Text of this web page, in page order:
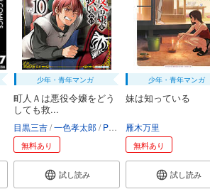
少年・青年マンガ
町人Ａは悪役令嬢をどう
しても救...
目黒三吉 一色孝太郎 Parum
無料あり
試し読み
少年・青年マンガ
妹は知っている
雁木万里
無料あり
試し読み